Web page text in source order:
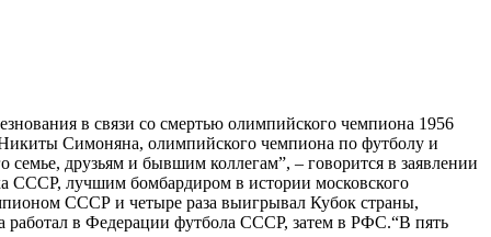
в связи со смертью олимпийского чемпиона 1956
Симоняна, олимпийского чемпиона по футболу и
друзьям и бывшим коллегам”, – говорится в заявлении
СССР, лучшим бомбардиром в истории московского
СССР и четыре раза выигрывал Кубок страны,
работал в Федерации футбола СССР, затем в РФС.“В пять